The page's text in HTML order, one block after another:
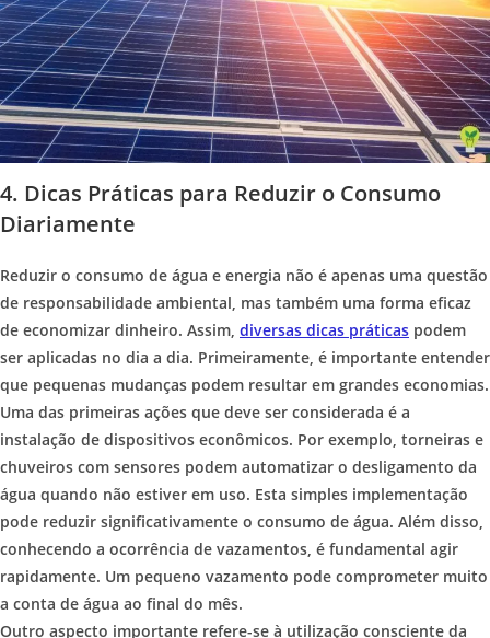
4. Dicas Práticas para Reduzir o Consumo
Diariamente
Reduzir o consumo de água e energia não é apenas uma questão
de responsabilidade ambiental, mas também uma forma eficaz
de economizar dinheiro. Assim, diversas dicas práticas podem
ser aplicadas no dia a dia. Primeiramente, é importante entender
que pequenas mudanças podem resultar em grandes economias.
Uma das primeiras ações que deve ser considerada é a
instalação de dispositivos econômicos. Por exemplo, torneiras e
chuveiros com sensores podem automatizar o desligamento da
água quando não estiver em uso. Esta simples implementação
pode reduzir significativamente o consumo de água. Além disso,
conhecendo a ocorrência de vazamentos, é fundamental agir
rapidamente. Um pequeno vazamento pode comprometer muito
a conta de água ao final do mês.
Outro aspecto importante refere-se à utilização consciente da